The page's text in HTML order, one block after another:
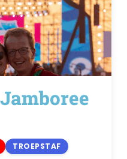
TROEPSTAF